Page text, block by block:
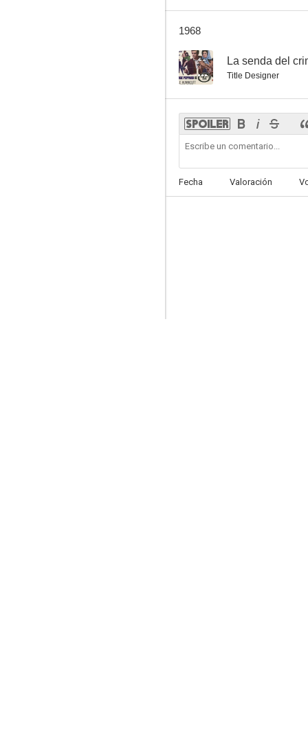
1968
-- La senda del
Title Designer
Fecha Valoración